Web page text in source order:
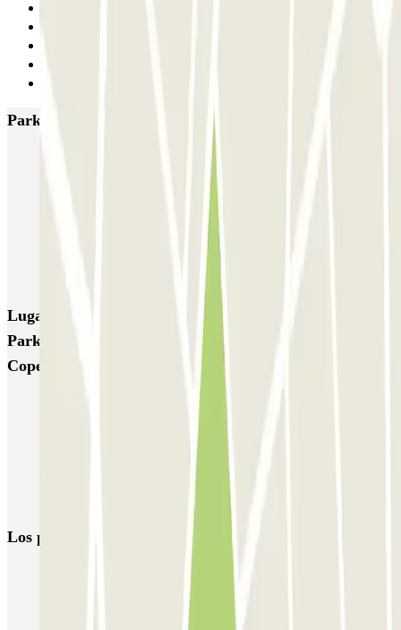
Parkings más valorados en Milán
Garage Gian Galeazzo
San Barnaba (Tribunale)
Autosilo San Marco
Lugares y eventos interesantes cerca de Colossum
Parking - Car Valet - Aeroporto di Milano Malpensa -
Coperto
Parkings cerca de la Terminal 1 del Aeropuerto de Milán-Malpensa
Parking Malpensa low cost | Parking aeropuerto Milán-Malpensa
Parkings cerca de la Terminal 2 del Aeropuerto de Milán-Malpensa
Los parkings más reservados
Parking en Barcelona
Parking en Aeropuerto Barcelona